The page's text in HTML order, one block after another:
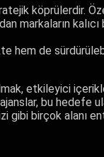
köprülerdir.
markaların
hem de
etkileyici
bu hedefe
gibi birçok alanı